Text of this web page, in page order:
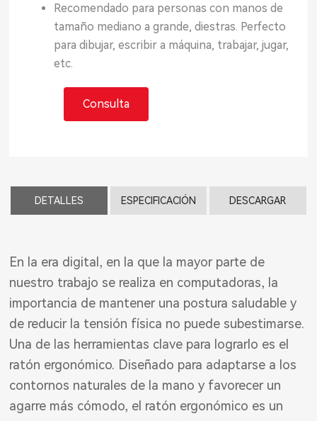
Recomendado para personas con manos de
tamaño mediano a grande, diestras. Perfecto
para dibujar, escribir a máquina, trabajar, jugar,
etc.
Consulta
DETALLES ESPECIFICACIÓN DESCARGAR
En la era digital, en la que la mayor parte de
nuestro trabajo se realiza en computadoras, la
importancia de mantener una postura saludable y
de reducir la tensión física no puede subestimarse.
Una de las herramientas clave para lograrlo es el
ratón ergonómico. Diseñado para adaptarse a los
contornos naturales de la mano y favorecer un
agarre más cómodo, el ratón ergonómico es un